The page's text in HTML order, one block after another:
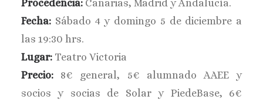
Procedencia: Canarias, Madrid y Andalucía.
Fecha: Sábado 4 y domingo 5 de diciembre a
las 19:30 hrs.
Lugar: Teatro Victoria
Precio: 8€ general, 5€ alumnado AAEE y
socios y socias de Solar y PiedeBase, 6€